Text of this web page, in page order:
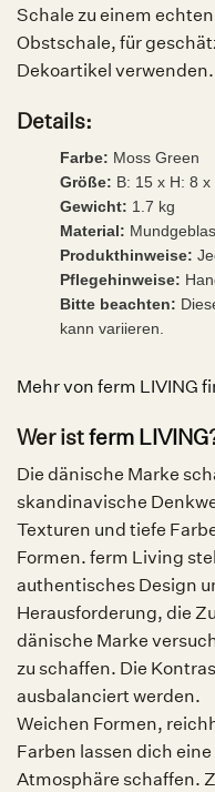
Schale zu einem
Obstschale, für
Dekoartikel verwenden.
Details:
Farbe: Moss Green
Größe: B: 15 x H: 8 x
Gewicht: 1.7 kg
Material:
Produkthinweise:
Pflegehinweise:
Bitte beachten:
kann variieren.
Mehr von ferm LIVING
Wer istferm LIVING
Die dänische Marke
skandinavische
Texturen und tiefe
Formen. ferm Living
authentisches Design
Herausforderung, die
dänische Marke
zu schaffen. Die
ausbalanciert werden.
Weichen Formen,
Farben lassen dich
Atmosphäre schaffen.